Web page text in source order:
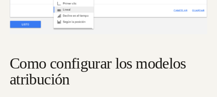
Como configurar los modelos
atribución